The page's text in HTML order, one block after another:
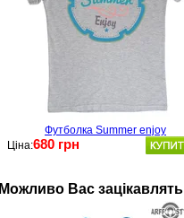
Футболка Summer enjoy
Ціна:680 грн
Можливо Ваc зацікавлять